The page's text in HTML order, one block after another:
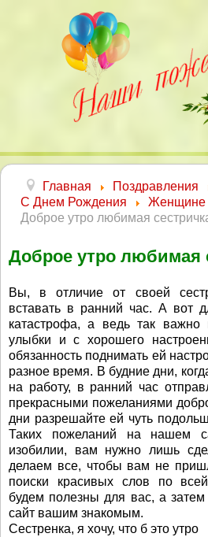
Главная
Поздравления
С Днем Рождения
Женщине
Доброе утро любимая
Доброе утро любимая
Вы, в отличие от своей
вставать в ранний час. А вот
катастрофа, а ведь так важно
улыбки и с хорошего
обязанность поднимать ей
разное время. В будние дни,
на работу, в ранний час
прекрасными пожеланиями
дни разрешайте ей чуть
Таких пожеланий на нашем
изобилии, вам нужно лишь
делаем все, чтобы вам не
поиски красивых слов по
будем полезны для вас, а
сайт вашим знакомым.
Сестренка, я хочу, что б это утро